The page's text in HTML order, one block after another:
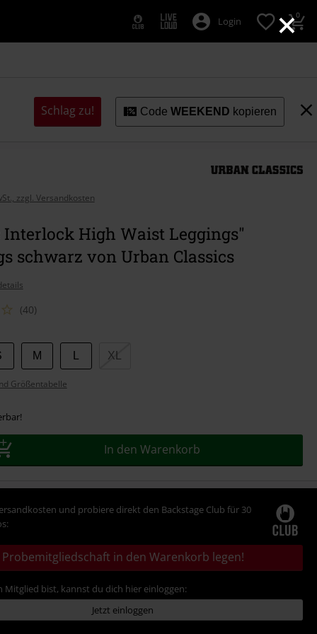
×
Login 0
Schlag zu! CodeWEEKEND kopieren
zzgl. Versandkosten
Interlock High Waist Leggings"
schwarz von Urban Classics
(40)
M XL
Größentabelle
In den Warenkorb
und probiere direkt den Backstage Club für 30
Probemitgliedschaft in den Warenkorb legen!
Mitglied bist, kannst du dich hier einloggen:
Jetzt einloggen